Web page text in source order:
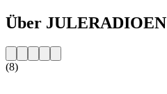
Über JULERADIOEN
(8)